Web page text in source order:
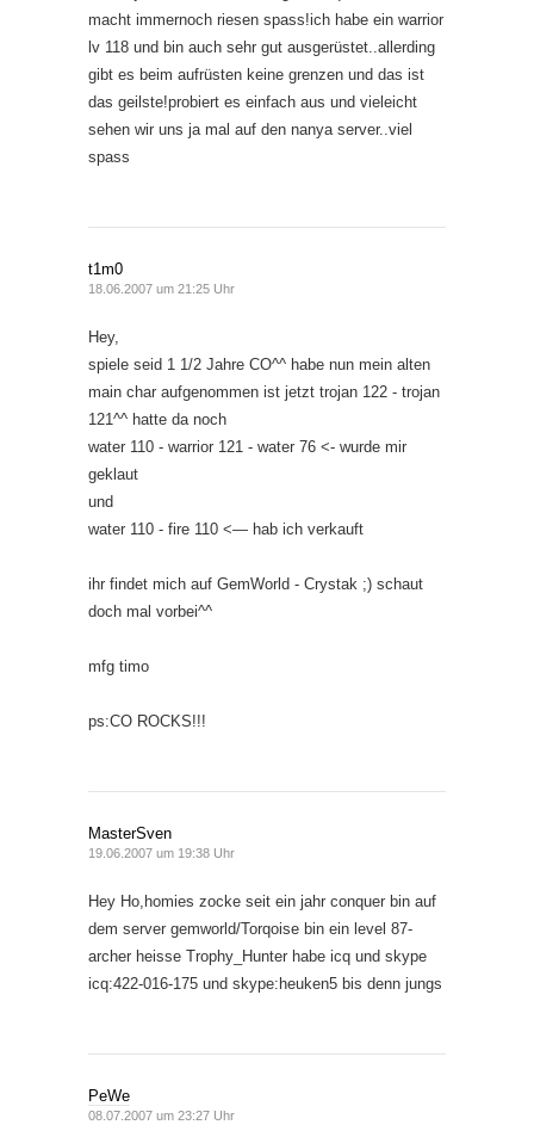
macht immernoch riesen spass!ich habe ein warrior
lv 118 und bin auch sehr gut ausgerüstet..allerding
gibt es beim aufrüsten keine grenzen und das ist
das geilste!probiert es einfach aus und vieleicht
sehen wir uns ja mal auf den nanya server..viel
spass
t1m0
18.06.2007 um 21:25 Uhr
Hey,
spiele seid 1 1/2 Jahre CO^^ habe nun mein alten
main char aufgenommen ist jetzt trojan 122 - trojan
121^^ hatte da noch
water 110 - warrior 121 - water 76 <- wurde mir
geklaut
und
water 110 - fire 110 <— hab ich verkauft
ihr findet mich auf GemWorld - Crystak ;) schaut
doch mal vorbei^^
mfg timo
ps:CO ROCKS!!!
MasterSven
19.06.2007 um 19:38 Uhr
Hey Ho,homies zocke seit ein jahr conquer bin auf
dem server gemworld/Torqoise bin ein level 87-
archer heisse Trophy_Hunter habe icq und skype
icq:422-016-175 und skype:heuken5 bis denn jungs
PeWe
08.07.2007 um 23:27 Uhr